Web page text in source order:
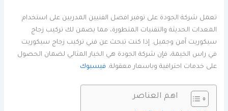
تعمل شركة الجودة على توفير افضل الفنيين المدربين على استخدام
المعدات الحديثة والتقنيات المتطورة، مما يضمن لك تركيب زجاج
سيكوريت آمن وجميل. إذا كنت تبحث عن فني تركيب زجاج سيكوريت
في راس الخيمة، فإن شركة الجودة هي الخيار المثالي لضمان الحصول
على خدمات احترافية وباسعار معقولة. فيسبوك
اهم العناصر